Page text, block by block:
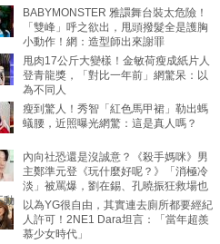
BABYMONSTER 雅譞舞台裝太危險！
「雙峰」呼之欲出，甩頭撥髮全是護胸
小動作！網：造型師出來謝罪
甩肉17公斤大變樣！金敏荷瘦成紙片人
登青龍獎，「對比一年前」網驚呆：以
為不同人
瘦到驚人！秀智「紅色馬甲裙」勒出螞
蟻腰，近照曝光網驚：這是真人嗎？
內向社恐還是沒誠意？《殺手媽咪》男
主鄭準元登《玩什麼好呢？》「消極冷
淡」被罵爆，劉在錫、孔曉振狂救場也
動
以為YG很自由，其實連去廁所都要經紀
人許可！2NE1 Dara坦言：「當年超羨
慕少女時代」